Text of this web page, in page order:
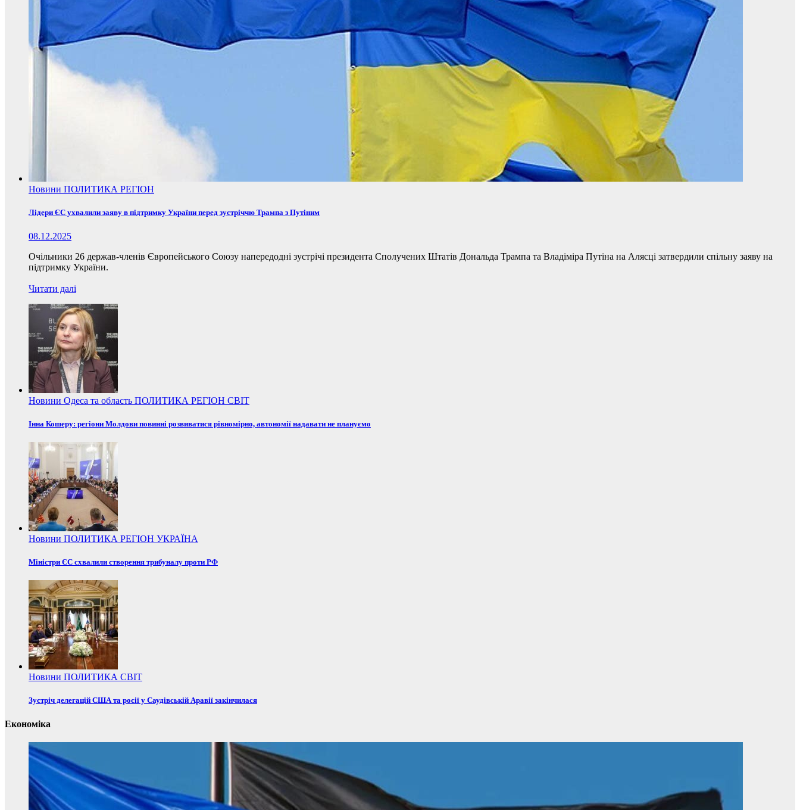
Новини ПОЛИТИКА РЕГІОН
Лідери ЄС ухвалили заяву в підтримку України перед зустріччю Трампа з Путіним
08.12.2025
Очільники 26 держав-членів Європейського Союзу напередодні зустрічі президента Сполучених Штатів Дональда Трампа та Владіміра Путіна на Алясці затвердили спільну заяву на
підтримку України.
Читати далі
Новини Одеса та область ПОЛИТИКА РЕГІОН СВІТ
Інна Кошеру: регіони Молдови повинні розвиватися рівномірно, автономії надавати не плануємо
Новини ПОЛИТИКА РЕГІОН УКРАЇНА
Міністри ЄС схвалили створення трибуналу проти РФ
Новини ПОЛИТИКА СВІТ
Зустріч делегацій США та росії у Саудівській Аравії закінчилася
Економіка